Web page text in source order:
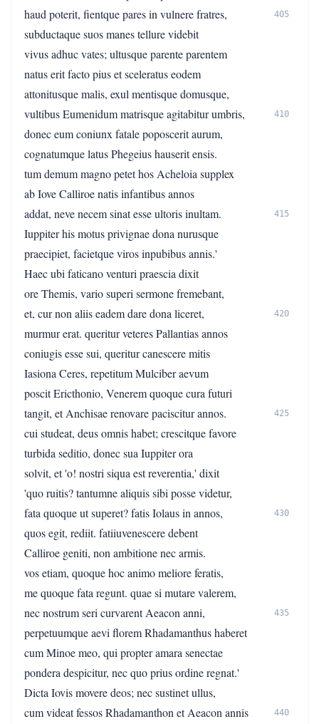
haud poterit, fientque pares in vulnere fratres,
405
subductaque suos manes tellure videbit
vivus adhuc vates; ultusque parente parentem
natus erit facto pius et sceleratus eodem
attonitusque malis, exul mentisque domusque,
vultibus Eumenidum matrisque agitabitur umbris,
410
donec eum coniunx fatale poposcerit aurum,
cognatumque latus Phegeius hauserit ensis.
tum demum magno petet hos Acheloia supplex
ab Iove Calliroe natis infantibus annos
addat, neve necem sinat esse ultoris inultam.
415
Iuppiter his motus privignae dona nurusque
praecipiet, facietque viros inpubibus annis.'
Haec ubi faticano venturi praescia dixit
ore Themis, vario superi sermone fremebant,
et, cur non aliis eadem dare dona liceret,
420
murmur erat. queritur veteres Pallantias annos
coniugis esse sui, queritur canescere mitis
Iasiona Ceres, repetitum Mulciber aevum
poscit Ericthonio, Venerem quoque cura futuri
tangit, et Anchisae renovare paciscitur annos.
425
cui studeat, deus omnis habet; crescitque favore
turbida seditio, donec sua Iuppiter ora
solvit, et 'o! nostri siqua est reverentia,' dixit
'quo ruitis? tantumne aliquis sibi posse videtur,
fata quoque ut superet? fatis Iolaus in annos,
430
quos egit, rediit. fatiiuvenescere debent
Calliroe geniti, non ambitione nec armis.
vos etiam, quoque hoc animo meliore feratis,
me quoque fata regunt. quae si mutare valerem,
nec nostrum seri curvarent Aeacon anni,
435
perpetuumque aevi florem Rhadamanthus haberet
cum Minoe meo, qui propter amara senectae
pondera despicitur, nec quo prius ordine regnat.'
Dicta Iovis movere deos; nec sustinet ullus,
cum videat fessos Rhadamanthon et Aeacon annis
440